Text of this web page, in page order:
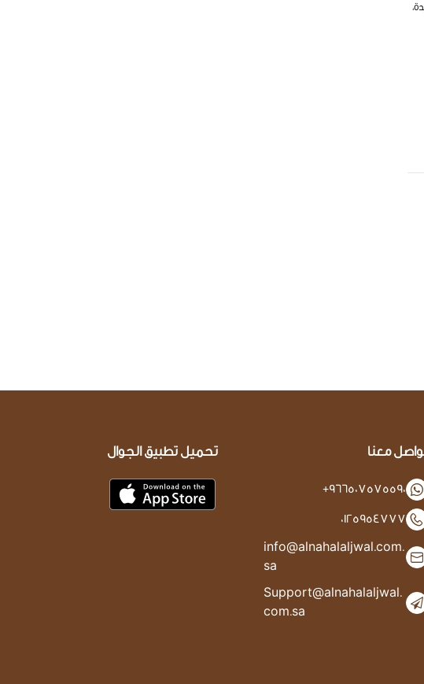
معنا
+966507575590
0125954777
info@alnahalaljwal.com.
sa
Support@alnahalaljwal.
com.sa
تحميل تطبيق الجوال